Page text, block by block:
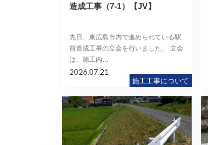
造成工事（7-1）【JV】
先日、東広島市内で進められている駅
前造成工事の立会を行いました。 立会
は、施工内…
施工工事について
2026.07.21